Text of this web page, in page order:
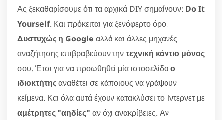
Ας ξεκαθαρίσουμε ότι τα αρχικά DIY σημαίνουν: Do It
Yourself. Και πρόκειται για ξενόφερτο όρο.
Δυστυχώς η Google αλλά και άλλες μηχανές
αναζήτησης επιβραβεύουν τηντεχνική κάντιο μόνος
σου. Έτσι για να προωθηθεί μία ιστοσελίδαο
ιδιοκτήτηςαναθέτει σε κάποιους να γράψουν
κείμενα. Και όλα αυτά έχουν κατακλύσει το Ίντερνετ με
αμέτρητες "αηδίες" αν όχι ανακρίβειες. Αν